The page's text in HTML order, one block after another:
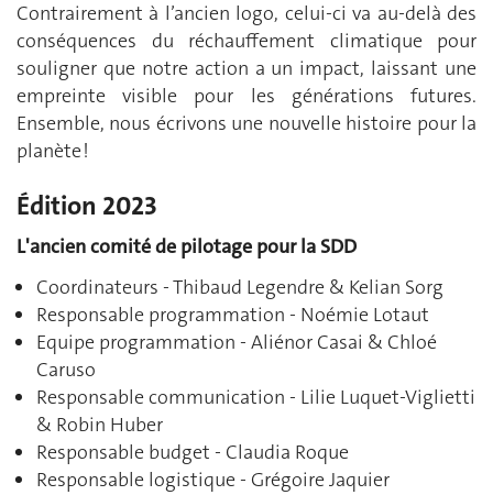
Contrairement à l’ancien logo, celui-ci va au-delà des
conséquences du réchauffement climatique pour
souligner que notre action a un impact, laissant une
empreinte visible pour les générations futures.
Ensemble, nous écrivons une nouvelle histoire pour la
planète !
Édition 2023
L'ancien comité de pilotage pour la SDD
Coordinateurs - Thibaud Legendre & Kelian Sorg
Responsable programmation - Noémie Lotaut
Equipe programmation - Aliénor Casai & Chloé
Caruso
Responsable communication - Lilie Luquet-Viglietti
& Robin Huber
Responsable budget - Claudia Roque
Responsable logistique - Grégoire Jaquier